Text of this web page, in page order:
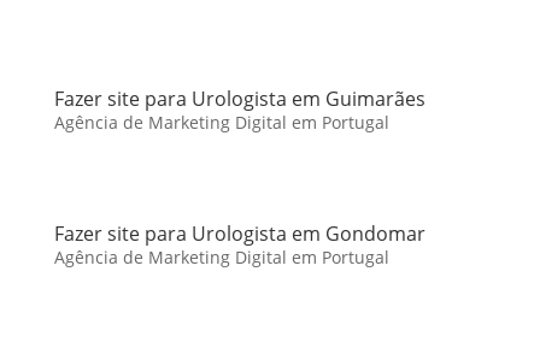
Fazer site para Urologista em Guimarães
Agência de Marketing Digital em Portugal
Fazer site para Urologista em Gondomar
Agência de Marketing Digital em Portugal